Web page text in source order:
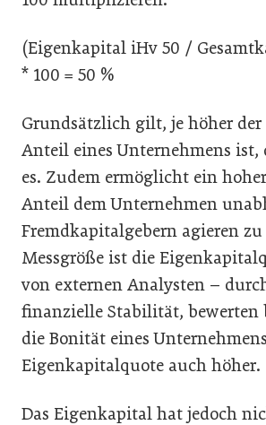
(Eigenkapital iHv 50 /
* 100 = 50 %
Grundsätzlich gilt, je höher
Anteil eines Unternehmens ist,
es. Zudem ermöglicht ein
Anteil dem Unternehmen
Fremdkapitalgebern agieren
Messgröße ist die
von externen Analysten –
finanzielle Stabilität, bewerten
die Bonität eines
Eigenkapitalquote auch höher.
Das Eigenkapital hat jedoch